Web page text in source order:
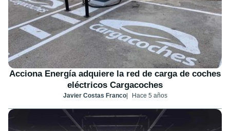
Acciona Energía adquiere la red de carga de coches
eléctricos Cargacoches
Javier Costas Franco Hace 5 años